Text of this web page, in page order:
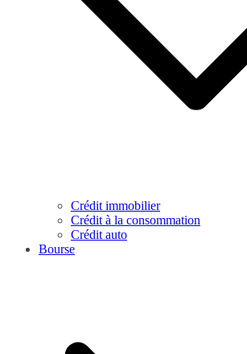
Crédit immobilier
Crédit à la consommation
Crédit auto
Bourse